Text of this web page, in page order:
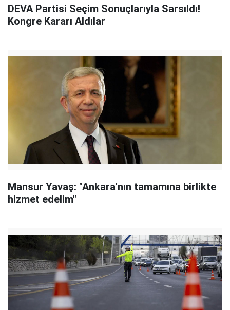
DEVA Partisi Seçim Sonuçlarıyla Sarsıldı!
Kongre Kararı Aldılar
Mansur Yavaş: "Ankara'nın tamamına birlikte
hizmet edelim"